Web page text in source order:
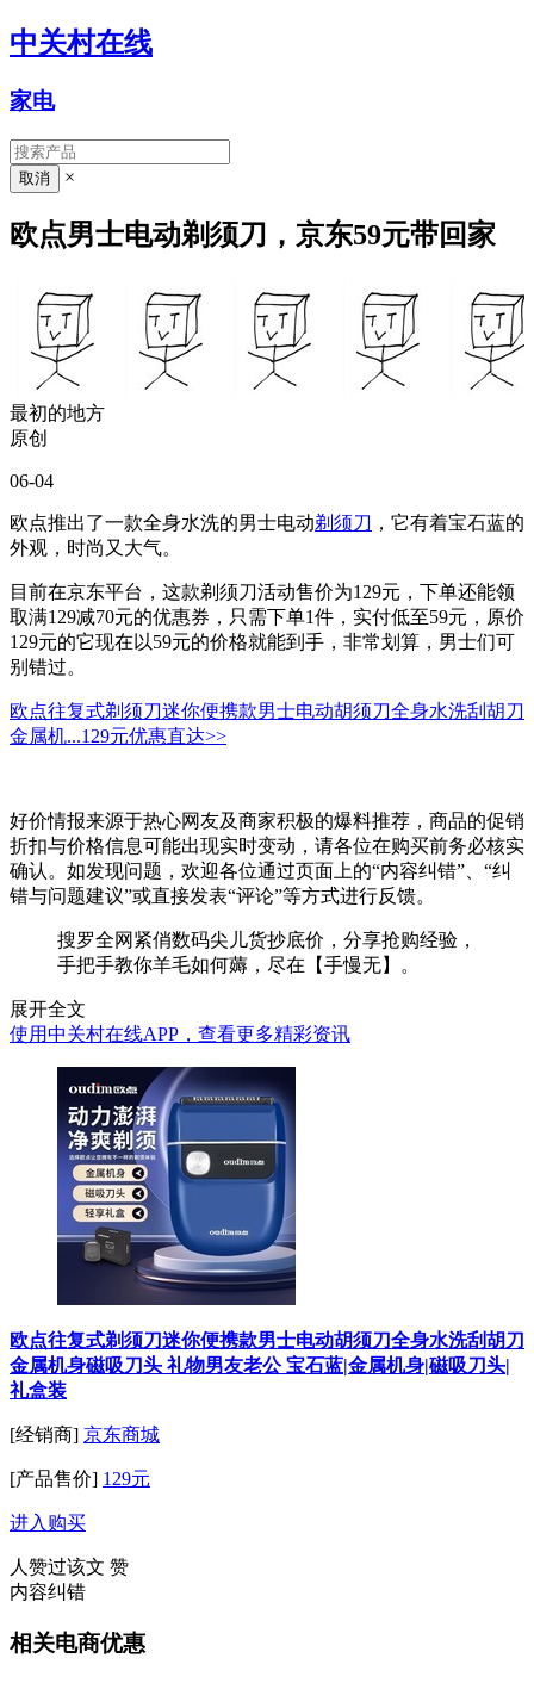
中关村在线
家电
×
欧点男士电动剃须刀，京东59元带回家
最初的地方
原创
06-04
欧点推出了一款全身水洗的男士电动剃须刀 ，它有着宝石蓝的
外观，时尚又大气。
目前在京东平台，这款剃须刀活动售价为129元，下单还能领
取满129减70元的优惠券，只需下单1件，实付低至59元，原价
129元的它现在以59元的价格就能到手，非常划算，男士们可
别错过。
欧点往复式剃须刀迷你便携款男士电动胡须刀全身水洗刮胡刀
金属机...129元优惠直达>>
好价情报来源于热心网友及商家积极的爆料推荐，商品的促销
折扣与价格信息可能出现实时变动，请各位在购买前务必核实
确认。如发现问题，欢迎各位通过页面上的“内容纠错”、“纠
错与问题建议”或直接发表“评论”等方式进行反馈。
搜罗全网紧俏数码尖儿货抄底价，分享抢购经验，
手把手教你羊毛如何薅，尽在【手慢无】。
展开全文
使用中关村在线APP，查看更多精彩资讯
欧点往复式剃须刀迷你便携款男士电动胡须刀全身水洗刮胡刀
金属机身磁吸刀头 礼物男友老公 宝石蓝|金属机身|磁吸刀头|
礼盒装
[经销商] 京东商城
[产品售价] 129元
进入购买
人赞过该文 赞
内容纠错
相关电商优惠